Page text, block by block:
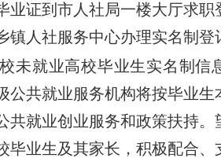
业证到市人社局一楼大厅求职
镇人社服务中心办理实名制登
就业高校毕业生实名制信
公共就业服务机构将按毕业生
共就业创业服务和政策扶持。
毕业生及其家长，积极配合、